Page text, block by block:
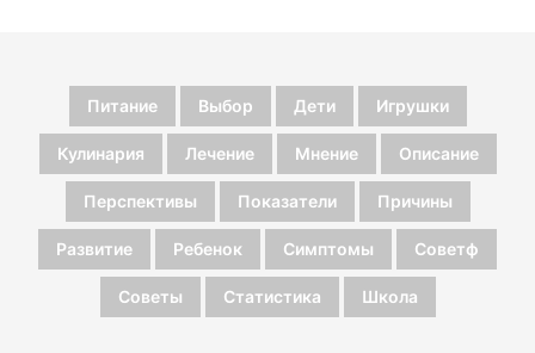
Питание Выбор Дети Игрушки
Кулинария Лечение Мнение Описание
Перспективы Показатели Причины
Развитие Ребенок Симптомы Советф
Советы Статистика Школа